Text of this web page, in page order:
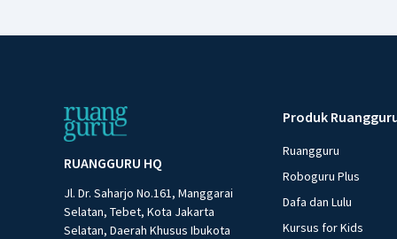
RUANGGURU HQ
Jl. Dr. Saharjo No.161, Manggarai
Selatan, Tebet, Kota Jakarta
Selatan, Daerah Khusus Ibukota
Produk
Ruangguru
Roboguru Plus
Dafa dan Lulu
Kursus for Kids